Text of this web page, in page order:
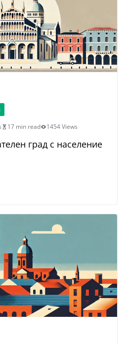
17 min read 1454 Views
град с население